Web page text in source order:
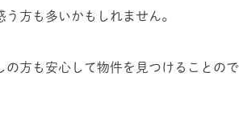
方も多いかもしれません。
方も安心して物件を見つけることので